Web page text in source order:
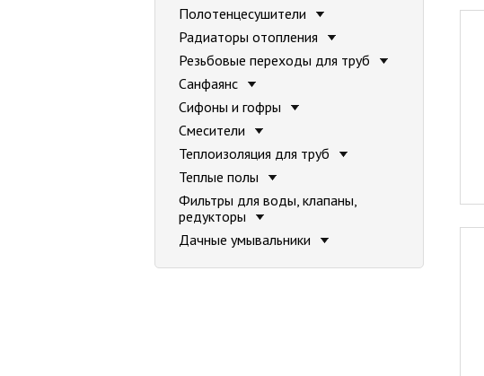
Полотенцесушители
Радиаторы отопления
Резьбовые переходы для труб
Санфаянс
Сифоны и гофры
Смесители
Теплоизоляция для труб
Теплые полы
Фильтры для воды, клапаны,
редукторы
Дачные умывальники